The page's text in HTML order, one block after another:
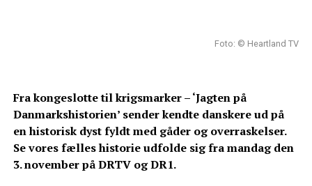
Foto: © Heartland TV
Fra kongeslotte til krigsmarker – ‘Jagten på
Danmarkshistorien’ sender kendte danskere ud på
en historisk dyst fyldt med gåder og overraskelser.
Se vores fælles historie udfolde sig fra mandag den
3. november på DRTV og DR1.